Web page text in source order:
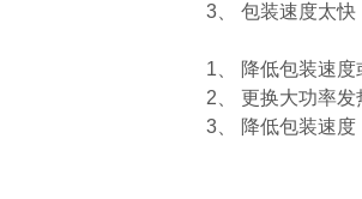
3、 包装速度太快
1、 降低包装速
2、 更换大功率发
3、 降低包装速度